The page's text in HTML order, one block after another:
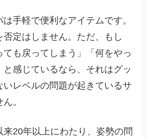
手軽で便利なアイテムです。
定はしません。ただ、もし
ても戻ってしまう」「何をやっ
感じているなら、それはグッ
いレベルの問題が起きているサ
。
来20年以上にわたり、姿勢の問